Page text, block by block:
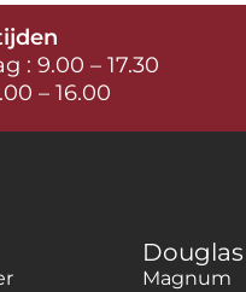
: 9.00 – 17.30
– 16.00
Magnum